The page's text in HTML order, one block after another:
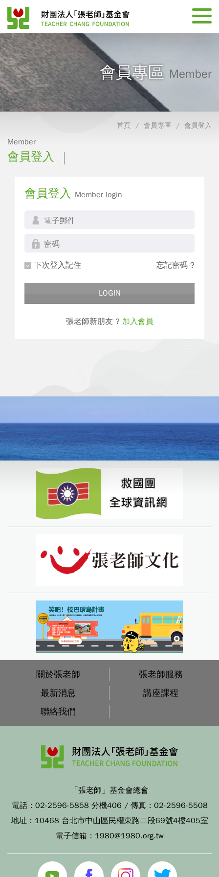
會員專區 Member
首頁 會員專區 會員登入
Member
會員登入
會員登入 Member login
下次登入記住 忘記密碼 ?
LOGIN
張老師新朋友 ? 加入會員
關於張老師
張老師服務
最新消息
講座課程
聯絡我們
「張老師」基金會總會
電話： 02-2596-5858 分機406 / 傳真： 02-2596-5508
地址： 10468 台北市中山區民權東路二段69號4樓405室
電子信箱： 1980@1980.org.tw